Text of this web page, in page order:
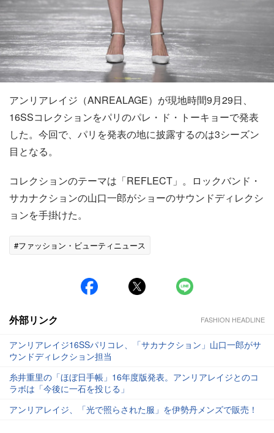
アンリアレイジ（ANREALAGE）が現地時間9月29日、
16SSコレクションをパリのパレ・ド・トーキョーで発表
した。今回で、パリを発表の地に披露するのは3シーズン
目となる。
コレクションのテーマは「REFLECT」。ロックバンド・
サカナクションの山口一郎がショーのサウンドディレクシ
ョンを手掛けた。
#ファッション・ビューティニュース
外部リンク FASHION HEADLINE
アンリアレイジ16SSパリコレ、「サカナクション」山口一郎がサ
ウンドディレクション担当
糸井重里の「ほぼ日手帳」16年度版発表。アンリアレイジとのコ
ラボは「今後に一石を投じる」
アンリアレイジ、「光で照らされた服」を伊勢丹メンズで販売！